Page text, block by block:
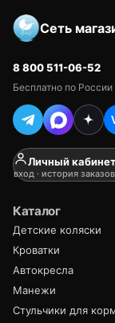
Сеть
8 800 511-06-52
Бесплатно по
Личный кабинет
вход · история заказов
Каталог
Детские коляски
Кроватки
Автокресла
Манежи
Стульчики для